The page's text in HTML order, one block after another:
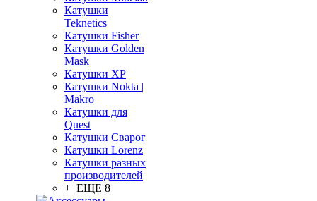
Катушки
Teknetics
Катушки Fisher
Катушки Golden
Mask
Катушки XP
Катушки Nokta |
Makro
Катушки для
Quest
Катушки Сварог
Катушки Lorenz
Катушки разных
производителей
+ ЕЩЕ 8